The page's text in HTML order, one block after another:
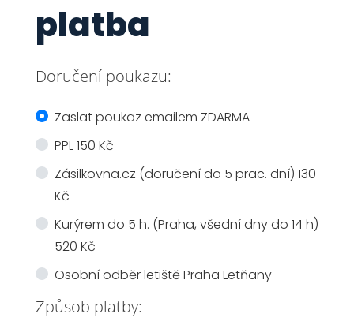
platba
Doručení poukazu:
Zaslat poukaz emailem ZDARMA
PPL 150 Kč
Zásilkovna.cz (doručení do 5 prac. dní) 130
Kč
Kurýrem do 5 h. (Praha, všední dny do 14 h)
520 Kč
Osobní odběr letiště Praha Letňany
Způsob platby: